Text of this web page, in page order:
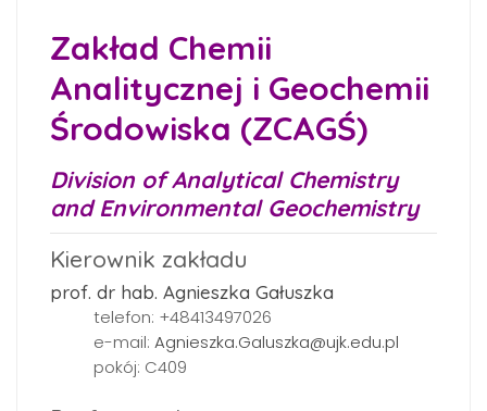
Zakład Chemii
Analitycznej i Geochemii
Środowiska (ZCAGŚ)
Division of Analytical Chemistry
and Environmental Geochemistry
Kierownik zakładu
prof. dr hab. Agnieszka Gałuszka
telefon: +48413497026
e-mail: Agnieszka.Galuszka@ujk.edu.pl
pokój: C409